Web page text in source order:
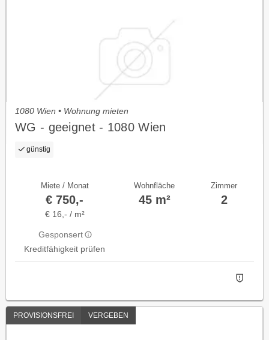
1080 Wien • Wohnung mieten
WG - geeignet - 1080 Wien
günstig
Miete / Monat
€ 750,-
€ 16,- / m²
Gesponsert
Kreditfähigkeit prüfen
Wohnfläche
45 m²
Zimmer
2
PROVISIONSFREI VERGEBEN